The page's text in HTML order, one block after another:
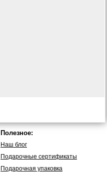
Полезное:
Наш блог
Подарочные сертификаты
Подарочная упаковка